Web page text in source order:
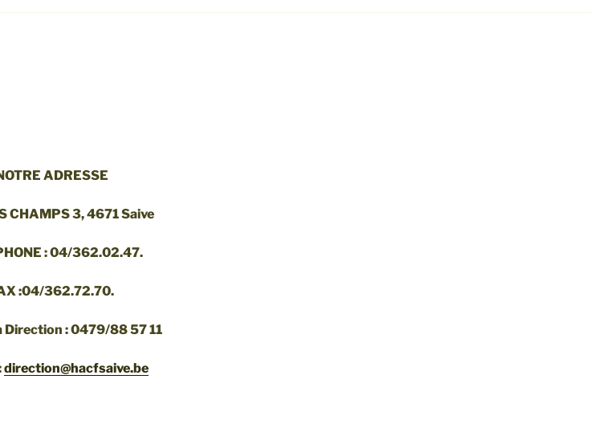
ADRESSE
CHAMPS 3, 4671 Saive
: 04/362.02.47.
:04/362.72.70.
Direction : 0479/88 57 11
direction@hacfsaive.be